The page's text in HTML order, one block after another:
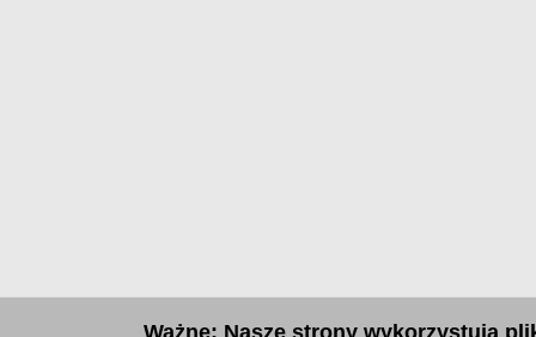
Ważne: Nasze strony wykorzystują